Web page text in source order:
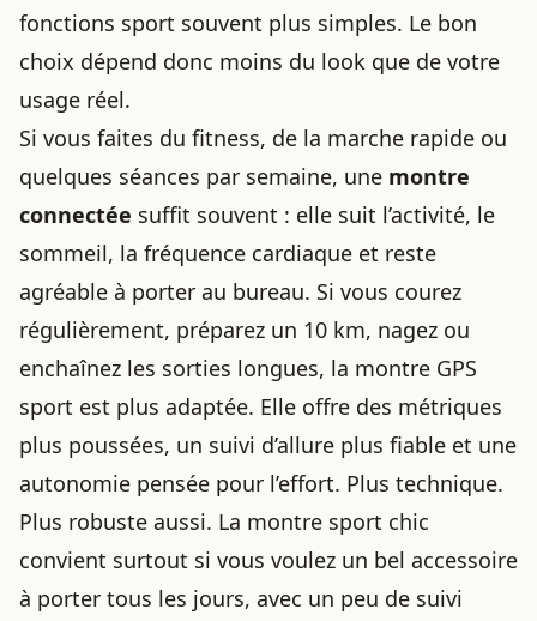
fonctions sport souvent plus simples. Le bon
choix dépend donc moins du look que de votre
usage réel.
Si vous faites du fitness, de la marche rapide ou
quelques séances par semaine, une montre
connectée suffit souvent : elle suit l’activité, le
sommeil, la fréquence cardiaque et reste
agréable à porter au bureau. Si vous courez
régulièrement, préparez un 10 km, nagez ou
enchaînez les sorties longues, la montre GPS
sport est plus adaptée. Elle offre des métriques
plus poussées, un suivi d’allure plus fiable et une
autonomie pensée pour l’effort. Plus technique.
Plus robuste aussi. La montre sport chic
convient surtout si vous voulez un bel accessoire
à porter tous les jours, avec un peu de suivi